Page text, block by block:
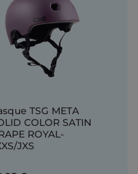
TSG META
COLOR SATIN
ROYAL-
JXS